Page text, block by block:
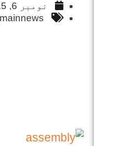
نومبر 6, 2015
mainnews